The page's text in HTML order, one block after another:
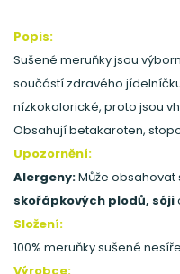
Popis:
Sušené meruňky jsou
součástí zdravého
nízkokalorické, proto jsou
Obsahují betakaroten,
Upozornění:
Alergeny:Může obsahovat
skořápkových plodů, sóji
Složení:
100% meruňky sušené
Výrobce: